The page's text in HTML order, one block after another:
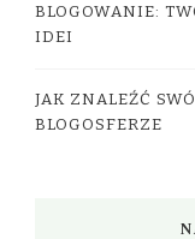
BLOGOWANIE:
IDEI
JAK ZNALEŹĆ
BLOGOSFERZE